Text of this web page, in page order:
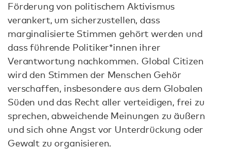
Förderung von politischem Aktivismus
verankert, um sicherzustellen, dass
marginalisierte Stimmen gehört werden und
dass führende Politiker*innen ihrer
Verantwortung nachkommen. Global Citizen
wird den Stimmen der Menschen Gehör
verschaffen, insbesondere aus dem Globalen
Süden und das Recht aller verteidigen, frei zu
sprechen, abweichende Meinungen zu äußern
und sich ohne Angst vor Unterdrückung oder
Gewalt zu organisieren.